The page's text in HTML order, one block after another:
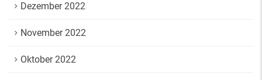
Dezember 2022
November 2022
Oktober 2022